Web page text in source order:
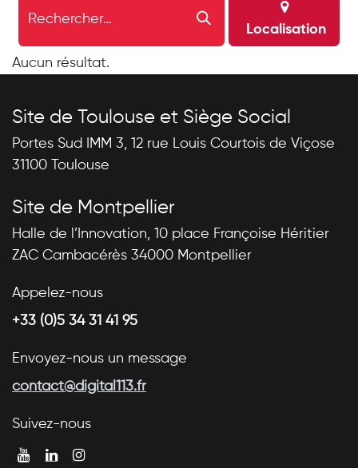
Localisation
Aucun résultat.
Site de Toulouse et Siège Social
Portes Sud IMM 3, 12 rue Louis Courtois de Viçose
31100 Toulouse
Site de Montpellier
Halle de l’Innovation, 10 place Françoise Héritier
ZAC Cambacérès 34000 Montpellier
Appelez-nous
+33 (0)5 34 31 41 95
Envoyez-nous un message
contact@digital113.fr
Suivez-nous